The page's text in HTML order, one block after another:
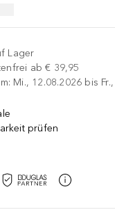
Lager
ab € 39,95
Mi., 12.08.2026 bis
IN DEN
prüfen